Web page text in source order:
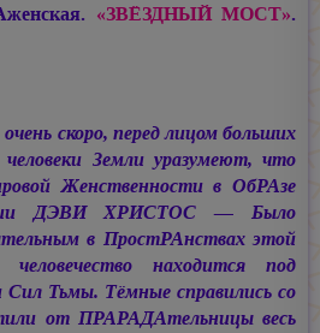
«ЗВЁЗДНЫЙ МОСТ».
скоро, перед лицом больших
Земли уразумеют, что
Женственности в ОбРАзе
ДЭВИ ХРИСТОС — Было
в ПростРАнствах этой
находится под
Тьмы. Тёмные справились со
от ПРАРАДАтельницы весь